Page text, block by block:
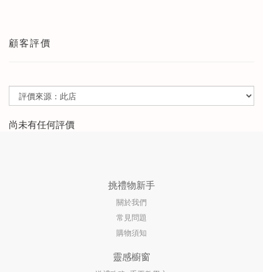
顧客評價
尚未有任何評價
挑禮物新手
關於我們
常見問題
購物須知
靈感櫥窗